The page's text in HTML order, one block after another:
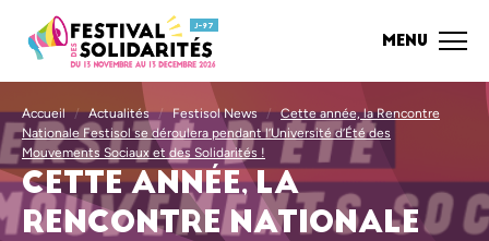
J-97
MENU
CETTE ANNÉE, LA
RENCONTRE NATIONALE
Accueil / Actualités / Festisol News / Cette année, la Rencontre
Nationale Festisol se déroulera pendant l’Université d’Été des
Mouvements Sociaux et des Solidarités !